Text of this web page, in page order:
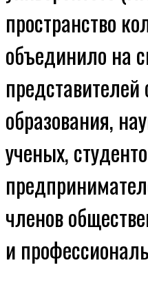
пространство
объединило на
образования,
ученых,
членов
и